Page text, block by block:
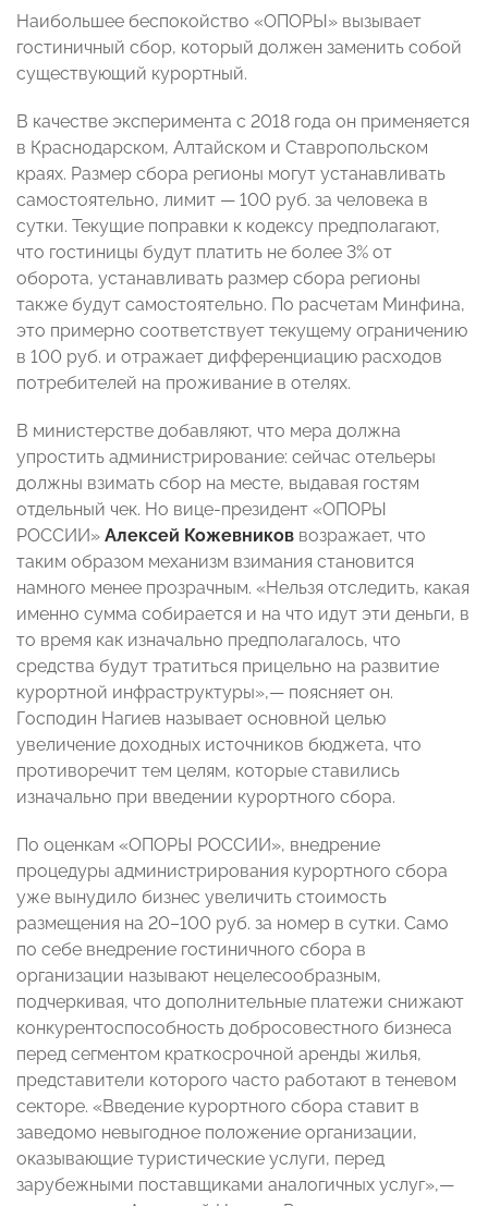
Наибольшее беспокойство «ОПОРЫ» вызывает
гостиничный сбор, который должен заменить собой
существующий курортный.
В качестве эксперимента с 2018 года он применяется
в Краснодарском, Алтайском и Ставропольском
краях. Размер сбора регионы могут устанавливать
самостоятельно, лимит — 100 руб. за человека в
сутки. Текущие поправки к кодексу предполагают,
что гостиницы будут платить не более 3% от
оборота, устанавливать размер сбора регионы
также будут самостоятельно. По расчетам Минфина,
это примерно соответствует текущему ограничению
в 100 руб. и отражает дифференциацию расходов
потребителей на проживание в отелях.
В министерстве добавляют, что мера должна
упростить администрирование: сейчас отельеры
должны взимать сбор на месте, выдавая гостям
отдельный чек. Но вице-президент «ОПОРЫ
РОССИИ» Алексей Кожевников возражает, что
таким образом механизм взимания становится
намного менее прозрачным. «Нельзя отследить, какая
именно сумма собирается и на что идут эти деньги, в
то время как изначально предполагалось, что
средства будут тратиться прицельно на развитие
курортной инфраструктуры»,— поясняет он.
Господин Нагиев называет основной целью
увеличение доходных источников бюджета, что
противоречит тем целям, которые ставились
изначально при введении курортного сбора.
По оценкам «ОПОРЫ РОССИИ», внедрение
процедуры администрирования курортного сбора
уже вынудило бизнес увеличить стоимость
размещения на 20–100 руб. за номер в сутки. Само
по себе внедрение гостиничного сбора в
организации называют нецелесообразным,
подчеркивая, что дополнительные платежи снижают
конкурентоспособность добросовестного бизнеса
перед сегментом краткосрочной аренды жилья,
представители которого часто работают в теневом
секторе. «Введение курортного сбора ставит в
заведомо невыгодное положение организации,
оказывающие туристические услуги, перед
зарубежными поставщиками аналогичных услуг»,—